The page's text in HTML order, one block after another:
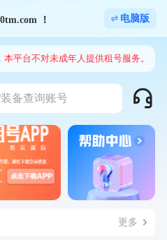
！ 电脑版
平台不对未成年人提供租号服务。
备查询账号
更多